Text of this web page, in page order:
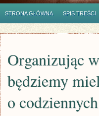
STRONA GŁÓWNA SPIS TREŚCI
Organizując
będziemy
o